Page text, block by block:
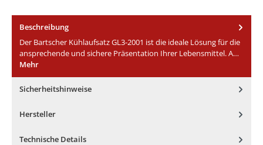
Beschreibung
Der Bartscher Kühlaufsatz GL3-2001 ist die ideale Lösung für die
ansprechende und sichere Präsentation Ihrer Lebensmittel. A…
Mehr
Sicherheitshinweise
Hersteller
Technische Details